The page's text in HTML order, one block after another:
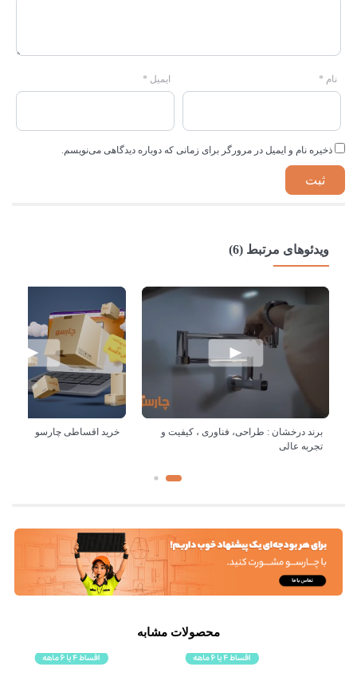
نام * ایمیل *
ذخیره نام و ایمیل در مرورگر برای زمانی که دوباره دیدگاهی می‌نویسم.
ویدئوهای مرتبط (6)
برند درخشان : طراحی، فناوری ، کیفیت و
تجربه عالی
خرید اقساطی چارسو
محصولات مشابه